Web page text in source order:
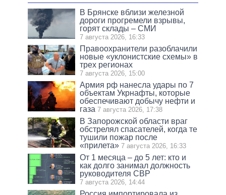
В Брянске вблизи железной
дороги прогремели взрывы,
горят склады – СМИ
7 августа 2026, 16:33
Правоохранители разоблачили
новые «уклонистские схемы» в
трех регионах
7 августа 2026, 15:00
Армия рф нанесла удары по 7
объектам Укрнафты, которые
обеспечивают добычу нефти и
газа 7 августа 2026, 17:38
В Запорожской области враг
обстрелял спасателей, когда те
тушили пожар после
«прилета» 7 августа 2026, 16:33
От 1 месяца – до 5 лет: кто и
как долго занимал должность
руководителя СВР
7 августа 2026, 14:44